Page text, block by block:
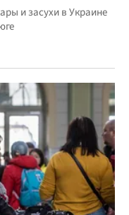
и засухи в Украине